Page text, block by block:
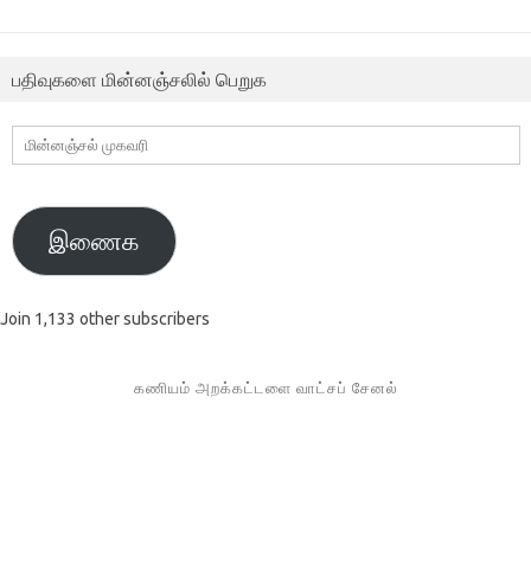
பதிவுகளை மின்னஞ்சலில் பெறுக
மின்னஞ்சல்
முகவரி
இணைக
Join 1,133 other subscribers
கணியம் அறக்கட்டளை வாட்சப் சேனல்